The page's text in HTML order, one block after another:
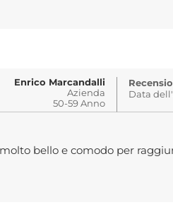
Enrico Marcandalli
Azienda
50-59 Anno
Data
bello e comodo per